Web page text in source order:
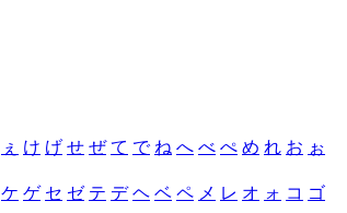
ぇ け げ せ ぜ て で ね へ べ ぺ め れ お ぉ
ケ ゲ セ ゼ テ デ ヘ ベ ペ メ レ オ ォ コ ゴ